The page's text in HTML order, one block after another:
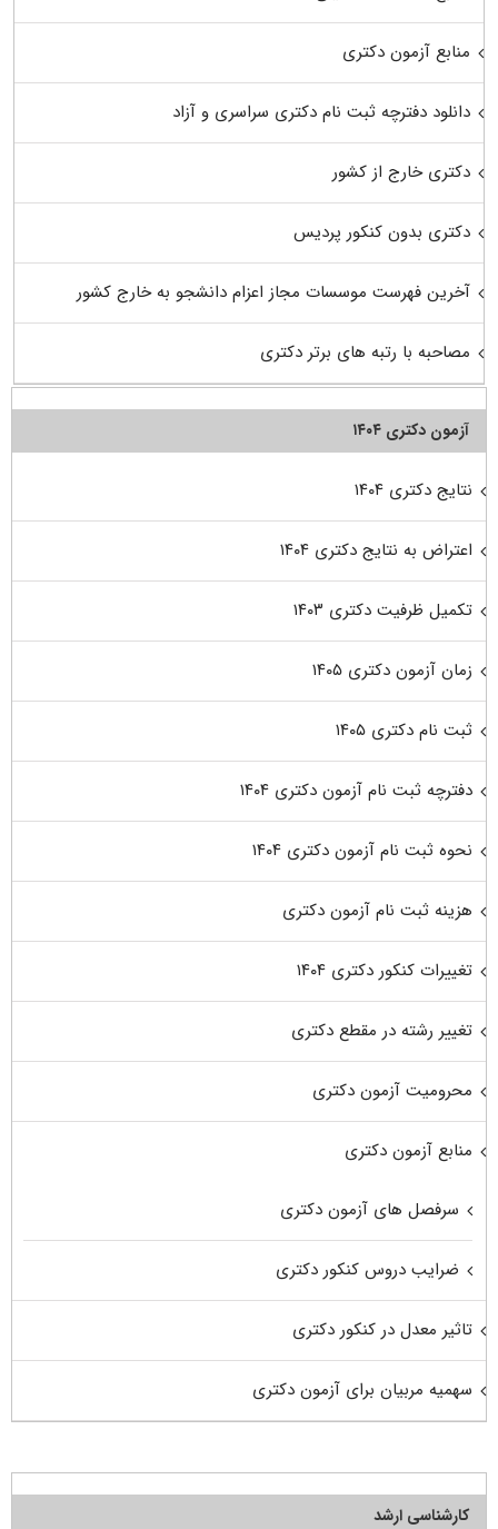
منابع آزمون دکتری
دانلود دفترچه ثبت نام دکتری سراسری و آزاد
دکتری خارج از کشور
دکتری بدون کنکور پردیس
آخرین فهرست موسسات مجاز اعزام دانشجو به خارج کشور
مصاحبه با رتبه های برتر دکتری
آزمون دکتری ۱۴۰۴
نتایج دکتری ۱۴۰۴
اعتراض به نتایج دکتری ۱۴۰۴
تکمیل ظرفیت دکتری ۱۴۰۳
زمان آزمون دکتری ۱۴۰۵
ثبت نام دکتری ۱۴۰۵
دفترچه ثبت نام آزمون دکتری ۱۴۰۴
نحوه ثبت نام آزمون دکتری ۱۴۰۴
هزینه ثبت نام آزمون دکتری
تغییرات کنکور دکتری ۱۴۰۴
تغییر رشته در مقطع دکتری
محرومیت آزمون دکتری
منابع آزمون دکتری
سرفصل های آزمون دکتری
ضرایب دروس کنکور دکتری
تاثیر معدل در کنکور دکتری
سهمیه مربیان برای آزمون دکتری
کارشناسی ارشد